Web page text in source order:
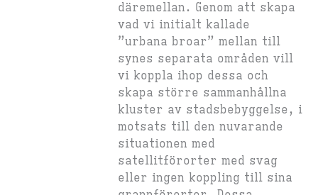
däremellan. Genom att skapa
vad vi initialt kallade
”urbana broar” mellan till
synes separata områden vill
vi koppla ihop dessa och
skapa större sammanhållna
kluster av stadsbebyggelse, i
motsats till den nuvarande
situationen med
satellitförorter med svag
eller ingen koppling till sina